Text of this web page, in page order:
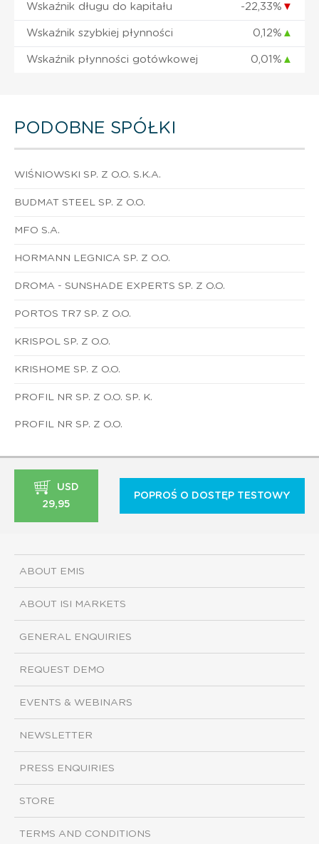
Wskaźnik długu do kapitału -22,33% ▼
Wskaźnik szybkiej płynności 0,12% ▲
Wskaźnik płynności gotówkowej 0,01% ▲
PODOBNE SPÓŁKI
WIŚNIOWSKI SP. Z O.O. S.K.A.
BUDMAT STEEL SP. Z O.O.
MFO S.A.
HORMANN LEGNICA SP. Z O.O.
DROMA - SUNSHADE EXPERTS SP. Z O.O.
PORTOS TR7 SP. Z O.O.
KRISPOL SP. Z O.O.
KRISHOME SP. Z O.O.
PROFIL NR SP. Z O.O. SP. K.
PROFIL NR SP. Z O.O.
USD
29,95
POPROŚ O DOSTĘP TESTOWY
ABOUT EMIS
ABOUT ISI MARKETS
GENERAL ENQUIRIES
REQUEST DEMO
EVENTS & WEBINARS
NEWSLETTER
PRESS ENQUIRIES
STORE
TERMS AND CONDITIONS